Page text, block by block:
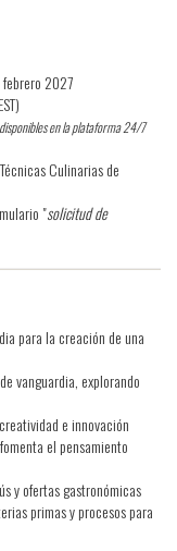
2027
en la plataforma 24/7
Culinarias de
"solicitud de
para la creación de una
vanguardia, explorando
e innovación
el pensamiento
y ofertas gastronómicas
primas y procesos para